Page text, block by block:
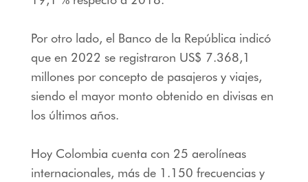
Por otro lado, el Banco de la República indicó
que en 2022 se registraron US$ 7.368,1
millones por concepto de pasajeros y viajes,
siendo el mayor monto obtenido en divisas en
los últimos años.
Hoy Colombia cuenta con 25 aerolíneas
internacionales, más de 1.150 frecuencias y